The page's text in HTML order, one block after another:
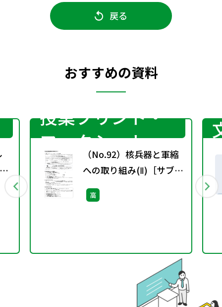
戻る
おすすめの資料
授業プリント・
ワークシート
（No.92）核兵器と軍縮
への取り組み(Ⅱ)［サブ・
ノート］
高